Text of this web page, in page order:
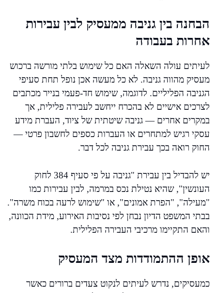
הבחנה בין גניבה ממעסיק לבין עבירות
אחרות בעבודה
לעיתים עולה השאלה האם כל שימוש בלתי מורשה ברכוש
מעסיק מהווה גניבה. לא כל מעשה אכן נופל תחת סעיפי
הגניבה הפליליים. לדוגמה, שימוש חד-פעמי בנייר מכתבים
לצרכים אישיים לא בהכרח ייחשב לעבירה פלילית, אך
במקרים אחרים — גניבה שיטתית של ציוד, העברת מידע
עסקי רגיש למתחרים או העברות כספים לחשבון פרטי —
החוק רואה בכך עבירת גניבה לכל דבר.
יש להבדיל בין עבירת "גניבה על פי סעיף 384 לחוק
העונשין", שהיא נטילת נכס במרמה, לבין עבירות כמו
"מעילה", "הפרת אמונים", או "שימוש לרעה בכוח משרה".
בבתי המשפט הדיון נבחן לפי נסיבות האירוע, מידת הכוונה,
והאם התקיימו מרכיבי העבירה הפלילית.
אופן ההתמודדות מצד המעסיק
כמעסיקים, נדרש לעיתים לנקוט צעדים ברורים כאשר